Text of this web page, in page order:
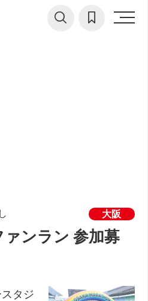
大阪
ンラン 参加募
タジ